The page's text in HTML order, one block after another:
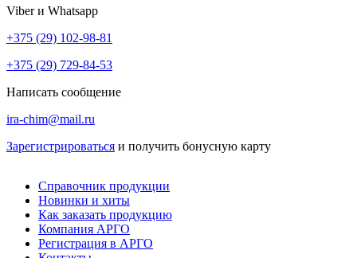
Viber и Whatsapp
+375 (29) 102-98-81
+375 (29) 729-84-53
Написать сообщение
ira-chim@mail.ru
Зарегистрироваться и получить бонусную карту
Справочник продукции
Новинки и хиты
Как заказать продукцию
Компания АРГО
Регистрация в АРГО